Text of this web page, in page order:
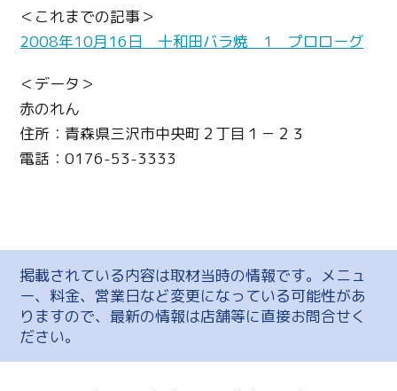
＜これまでの記事＞
2008年10月16日 十和田バラ焼 1 プロローグ
＜データ＞
赤のれん
住所：青森県三沢市中央町２丁目１－２３
電話：0176-53-3333
掲載されている内容は取材当時の情報です。メニュ
ー、料金、営業日など変更になっている可能性があ
りますので、最新の情報は店舗等に直接お問合せく
ださい。